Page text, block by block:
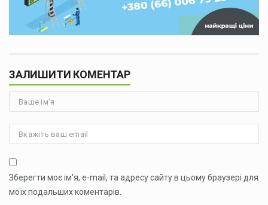
ЗАЛИШИТИ КОМЕНТАР
Зберегти моє ім'я, e-mail, та адресу сайту в цьому браузері для
моїх подальших коментарів.